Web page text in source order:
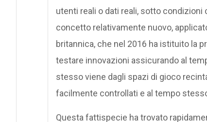
utenti reali o dati reali, sotto
concetto relativamente nuovo,
britannica, che nel 2016 ha istituito la
testare innovazioni assicurando al
stesso viene dagli spazi di gioco
facilmente controllati e al tempo
Questa fattispecie ha trovato